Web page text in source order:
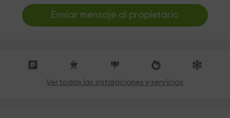
Enviar mensaje al propietario
Ver todas las instalaciones y servicios